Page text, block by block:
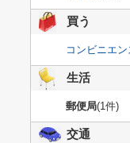
買う
コンビニエ
生活
郵便局(1件)
交通